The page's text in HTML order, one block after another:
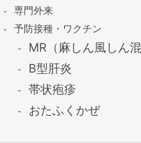
専門外来
予防接種・ワクチン
MR（麻しん風しん混
B型肝炎
帯状疱疹
おたふくかぜ